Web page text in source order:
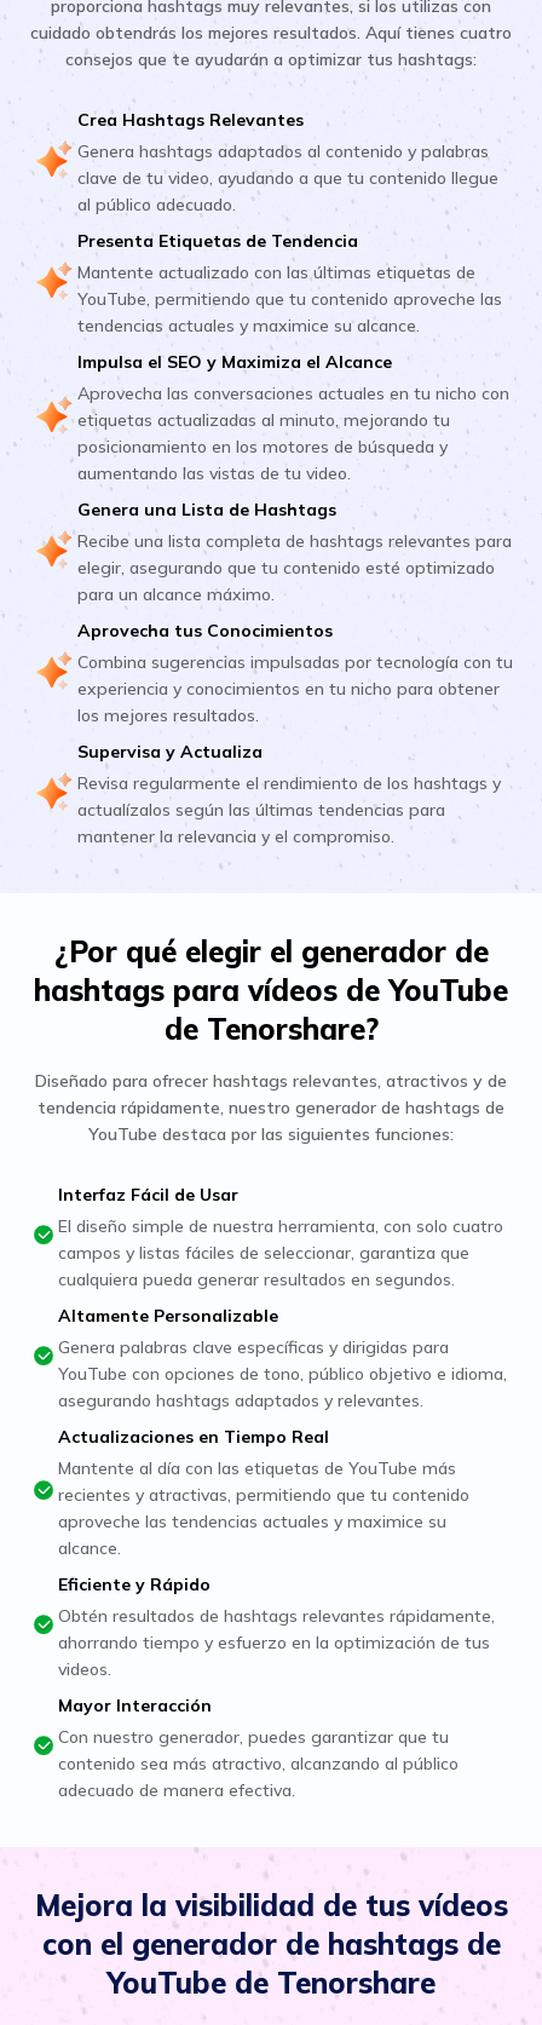
proporciona hashtags muy relevantes, si los utilizas con
cuidado obtendrás los mejores resultados. Aquí tienes cuatro
consejos que te ayudarán a optimizar tus hashtags:
Crea Hashtags Relevantes
Genera hashtags adaptados al contenido y palabras
clave de tu video, ayudando a que tu contenido llegue
al público adecuado.
Presenta Etiquetas de Tendencia
Mantente actualizado con las últimas etiquetas de
YouTube, permitiendo que tu contenido aproveche las
tendencias actuales y maximice su alcance.
Impulsa el SEO y Maximiza el Alcance
Aprovecha las conversaciones actuales en tu nicho con
etiquetas actualizadas al minuto, mejorando tu
posicionamiento en los motores de búsqueda y
aumentando las vistas de tu video.
Genera una Lista de Hashtags
Recibe una lista completa de hashtags relevantes para
elegir, asegurando que tu contenido esté optimizado
para un alcance máximo.
Aprovecha tus Conocimientos
Combina sugerencias impulsadas por tecnología con tu
experiencia y conocimientos en tu nicho para obtener
los mejores resultados.
Supervisa y Actualiza
Revisa regularmente el rendimiento de los hashtags y
actualízalos según las últimas tendencias para
mantener la relevancia y el compromiso.
¿Por qué elegir el generador de
hashtags para vídeos de YouTube
de Tenorshare?
Diseñado para ofrecer hashtags relevantes, atractivos y de
tendencia rápidamente, nuestro generador de hashtags de
YouTube destaca por las siguientes funciones:
Interfaz Fácil de Usar
El diseño simple de nuestra herramienta, con solo cuatro
campos y listas fáciles de seleccionar, garantiza que
cualquiera pueda generar resultados en segundos.
Altamente Personalizable
Genera palabras clave específicas y dirigidas para
YouTube con opciones de tono, público objetivo e idioma,
asegurando hashtags adaptados y relevantes.
Actualizaciones en Tiempo Real
Mantente al día con las etiquetas de YouTube más
recientes y atractivas, permitiendo que tu contenido
aproveche las tendencias actuales y maximice su
alcance.
Eficiente y Rápido
Obtén resultados de hashtags relevantes rápidamente,
ahorrando tiempo y esfuerzo en la optimización de tus
videos.
Mayor Interacción
Con nuestro generador, puedes garantizar que tu
contenido sea más atractivo, alcanzando al público
adecuado de manera efectiva.
Mejora la visibilidad de tus vídeos
con el generador de hashtags de
YouTube de Tenorshare